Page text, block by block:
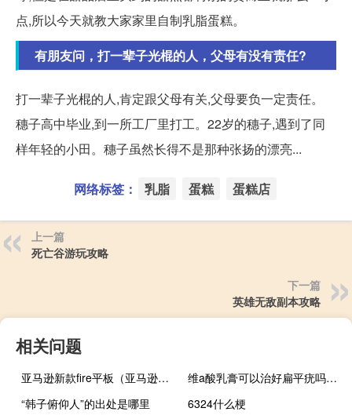
点,所以今天就教大家家里自制乳脂蛋糕。
有朋友问，打一辈子光棍的人，父母有没有责任?
打一辈子光棍的人,肯定跟父母有关,父母要负一定责任。
穗子高中毕业,到一所工厂里打工。22岁的穗子,遇到了同
样年轻的小田。穗子虽然长得不是那种张扬的漂亮...
网络标签： 乳脂 蛋糕 蛋糕店
上一篇
死亡谷游玩攻略
下一篇
英雄无敌副本攻略
相关问题
亚马逊新款fire平板（亚马逊最畅销的Fire平板电脑比以往任何时候都便宜）
维a酸乳膏可以治好扁平疣吗（维A酸乳膏治扁平疣吗 维A酸乳膏治扁平疣的效果好不好）
“韩子俯仰人”的出处是哪里
6324什么梗